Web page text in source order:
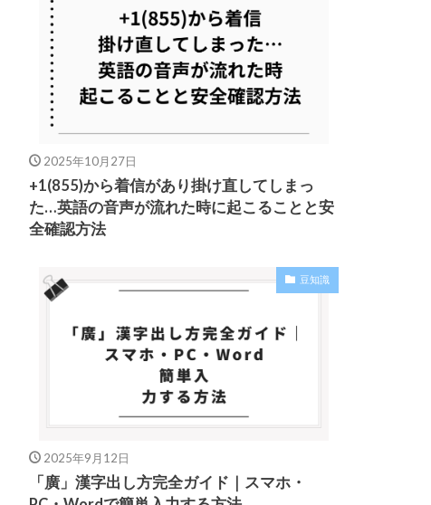
2025年10月27日
+1(855)から着信があり掛け直してしまっ
た…英語の音声が流れた時に起こることと安
全確認方法
豆知識
2025年9月12日
「廣」漢字出し方完全ガイド｜スマホ・